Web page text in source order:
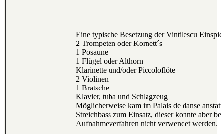
Eine typische Besetzung der Vintilescu
2 Trompeten oder Kornett´s
1 Posaune
1 Flügel oder Althorn
Klarinette und/oder Piccoloflöte
2 Violinen
1 Bratsche
Klavier, tuba und Schlagzeug
Möglicherweise kam im Palais de danse
Streichbass zum Einsatz, dieser konnte aber
Aufnahmeverfahren nicht verwendet werden.